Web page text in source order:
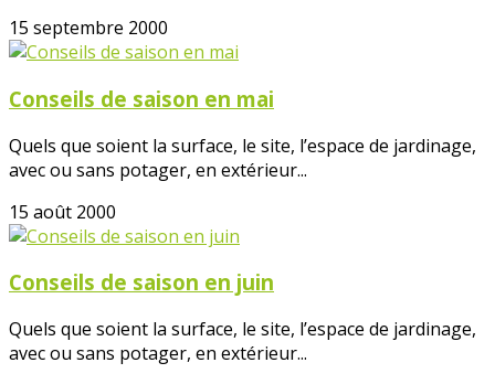
15 septembre 2000
Conseils de saison en mai
Quels que soient la surface, le site, l’espace de jardinage,
avec ou sans potager, en extérieur...
15 août 2000
Conseils de saison en juin
Quels que soient la surface, le site, l’espace de jardinage,
avec ou sans potager, en extérieur...